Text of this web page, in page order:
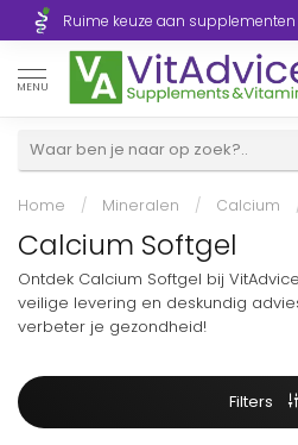
Ruime keuze aan
MENU
Home / Mineralen / Calcium
Calcium Softgel
Ontdek Calcium Softgel bij
veilige levering en deskundig
verbeter je gezondheid!
Filters